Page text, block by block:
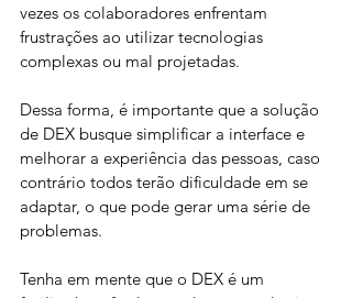
vezes os colaboradores enfrentam
frustrações ao utilizar tecnologias
complexas ou mal projetadas.
Dessa forma, é importante que a solução
de DEX busque simplificar a interface e
melhorar a experiência das pessoas, caso
contrário todos terão dificuldade em se
adaptar, o que pode gerar uma série de
problemas.
Tenha em mente que o DEX é um